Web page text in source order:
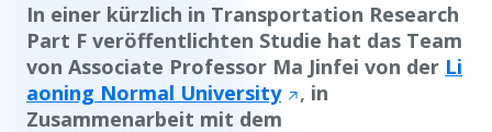
In einer kürzlich in Transportation Research
Part F veröffentlichten Studie hat das Team
von Associate Professor Ma Jinfei von der Li
aoning Normal University
, in
Zusammenarbeit mit dem